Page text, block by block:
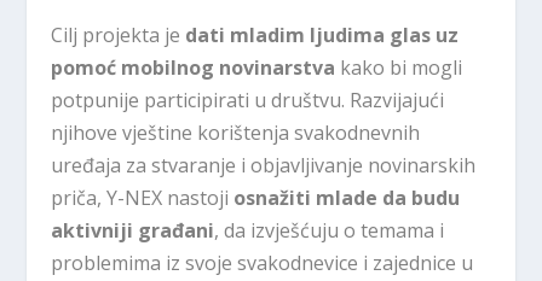
Cilj projekta je dati mladim ljudima glas uz
pomoć mobilnog novinarstva kako bi mogli
potpunije participirati u društvu. Razvijajući
njihove vještine korištenja svakodnevnih
uređaja za stvaranje i objavljivanje novinarskih
priča, Y-NEX nastoji osnažiti mlade da budu
aktivniji građani, da izvješćuju o temama i
problemima iz svoje svakodnevice i zajednice u